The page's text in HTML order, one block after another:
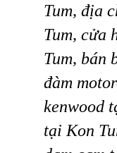
Tum, địa
Tum, cửa
Tum, bán
đàm
kenwood
tại Kon